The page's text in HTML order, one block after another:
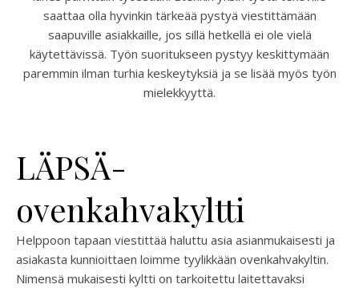
saattaa olla hyvinkin tärkeää pystyä viestittämään
saapuville asiakkaille, jos sillä hetkellä ei ole vielä
käytettävissä. Työn suoritukseen pystyy keskittymään
paremmin ilman turhia keskeytyksiä ja se lisää myös työn
mielekkyyttä.
LÄPSÄ-
ovenkahvakyltti
Helppoon tapaan viestittää haluttu asia asianmukaisesti ja
asiakasta kunnioittaen loimme tyylikkään ovenkahvakyltin.
Nimensä mukaisesti kyltti on tarkoitettu laitettavaksi